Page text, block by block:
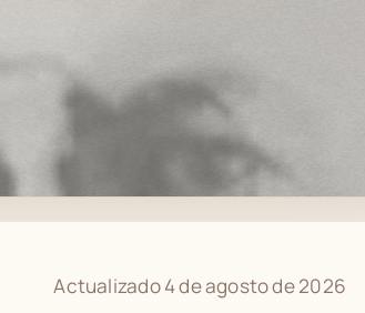
Actualizado 4 de agosto de 2026